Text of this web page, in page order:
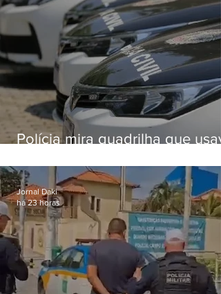
Polícia mira quadrilha que
o Comando Vermelho
Jornal Daki
há 23 horas